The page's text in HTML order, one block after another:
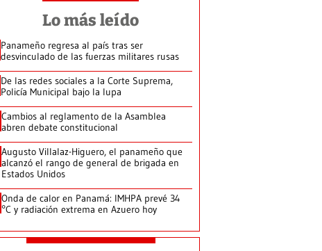
Lo más leído
Panameño regresa al país tras ser
desvinculado de las fuerzas militares rusas
De las redes sociales a la Corte Suprema,
Policía Municipal bajo la lupa
Cambios al reglamento de la Asamblea
abren debate constitucional
Augusto Villalaz-Higuero, el panameño que
alcanzó el rango de general de brigada en
Estados Unidos
Onda de calor en Panamá: IMHPA prevé 34
°C y radiación extrema en Azuero hoy